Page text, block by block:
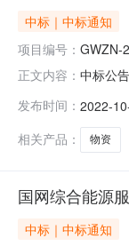
中标｜中标通知
项目编号： GWZN-
正文内容： 中标公
示活动
发布时间： 2022-
相关产品：
物资
国网综合能源
中标｜中标通知